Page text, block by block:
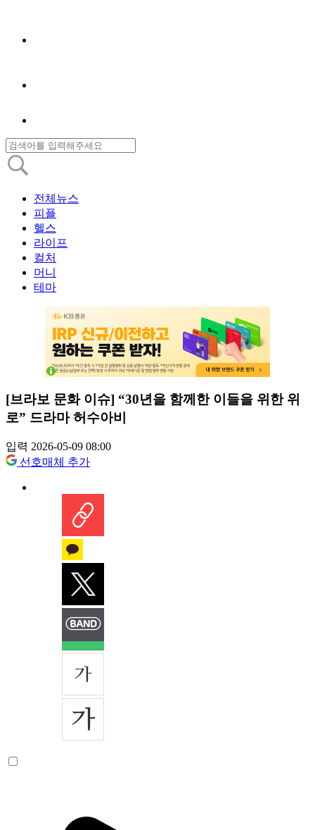
전체뉴스
피플
헬스
라이프
컬처
머니
테마
[브라보 문화 이슈] “30년을 함께한 이들을 위한 위
로” 드라마 허수아비
입력 2026-05-09 08:00
선호매체 추가